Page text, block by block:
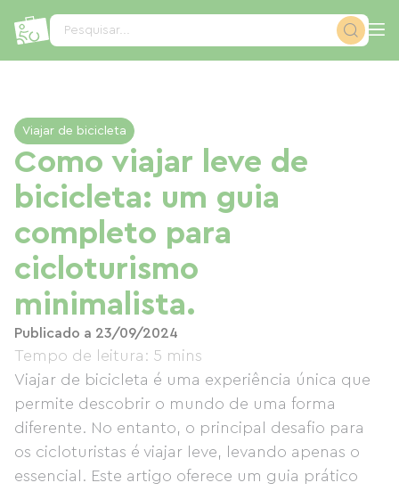
Pesquisar...
Viajar de bicicleta
Como viajar leve de
bicicleta: um guia
completo para
cicloturismo
minimalista.
Publicado a 23/09/2024
Tempo de leitura: 5 mins
Viajar de bicicleta é uma experiência única que
permite descobrir o mundo de uma forma
diferente. No entanto, o principal desafio para
os cicloturistas é viajar leve, levando apenas o
essencial. Este artigo oferece um guia prático
Painel de Gerenciamento de Cookies